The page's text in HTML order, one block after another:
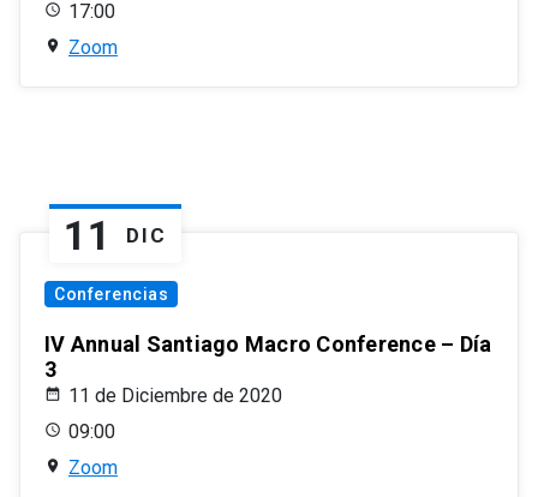
17:00
Zoom
11 DIC
Conferencias
IV Annual Santiago Macro Conference – Día
3
11 de Diciembre de 2020
09:00
Zoom